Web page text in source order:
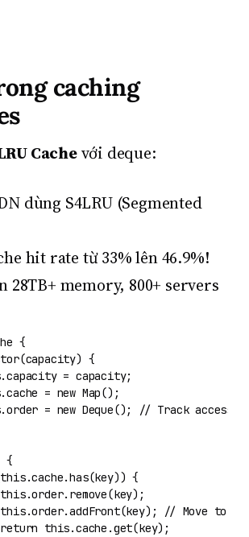
caching
Cachevới deque:
dùng S4LRU (Segmented
hit rate từ 33% lên 46.9%!
28TB+ memory, 800+ servers
{
(capacity) {
.capacity = capacity;
.cache = new Map();
.order = new Deque();
// Track access
{
this.cache.has(key)) {
this.order. remove(key);
this.order.addFront(key);
// Move to
return this.cache .get(key);